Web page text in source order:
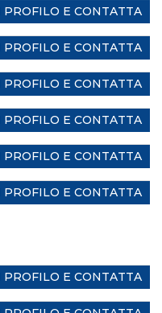
PROFILO E CONTATTA
PROFILO E CONTATTA
SS
PROFILO E CONTATTA
PROFILO E CONTATTA
PROFILO E CONTATTA
Srl
PROFILO E CONTATTA
PROFILO E CONTATTA